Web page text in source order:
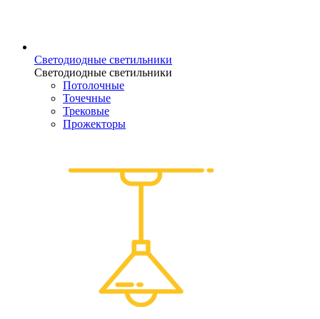
Светодиодные светильники
Светодиодные светильники
Потолочные
Точечные
Трековые
Прожекторы